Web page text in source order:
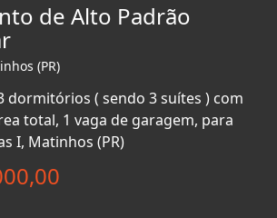
de Alto Padrão
(PR)
dormitórios ( sendo 3 suítes ) com
total, 1 vaga de garagem, para
I, Matinhos (PR)